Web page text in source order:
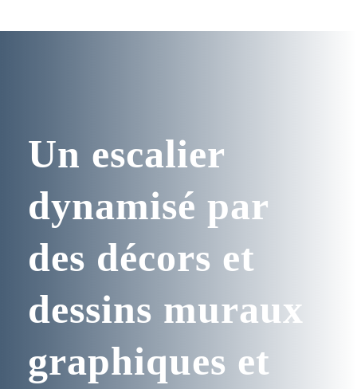
Un escalier
dynamisé par
des décors et
dessins muraux
graphiques et